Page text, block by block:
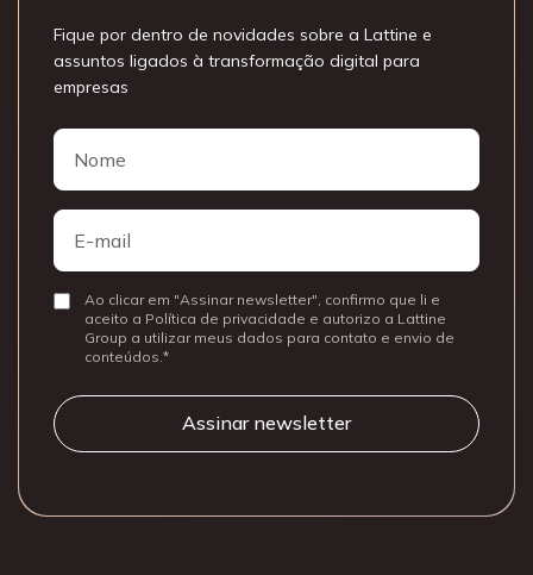
Fique por dentro de novidades sobre a Lattine e
assuntos ligados à transformação digital para
empresas
Nome
E-
mail
ConsentirAo clicar em "Assinar newsletter", confirmo que li e
aceito a Política de privacidade e autorizo a Lattine
Group a utilizar meus dados para contato e envio de
conteúdos.